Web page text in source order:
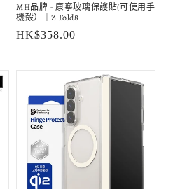
MH品牌 - 康寧玻璃保護貼(可使用手
機殻）｜Z Fold8
定
HK$358.00